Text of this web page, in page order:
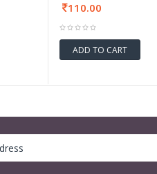
110.00
ADD TO CART